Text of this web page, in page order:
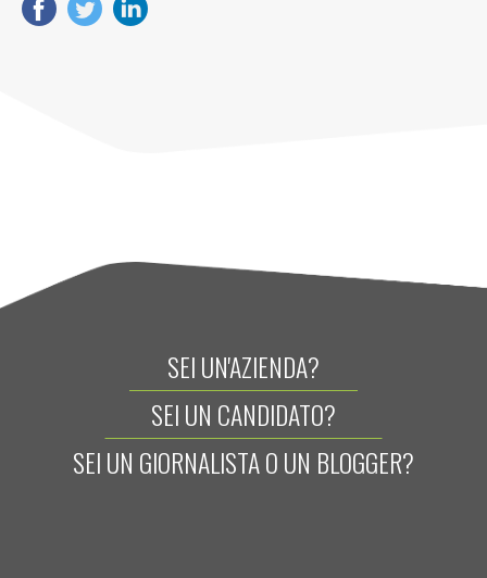
SEI UN'AZIENDA?
SEI UN CANDIDATO?
SEI UN GIORNALISTA O UN BLOGGER?